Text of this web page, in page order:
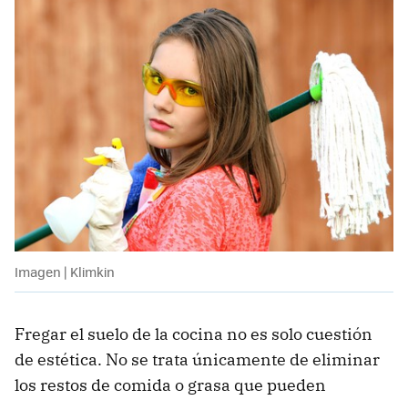
Imagen | Klimkin
Fregar el suelo de la cocina no es solo cuestión
de estética. No se trata únicamente de eliminar
los restos de comida o grasa que pueden